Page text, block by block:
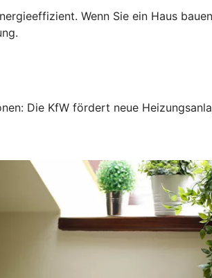
Wenn Sie ein Haus
Die KfW fördert neue